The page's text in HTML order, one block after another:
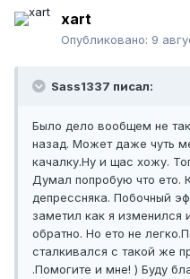
xart
Опубликовано: 9
Sass1337 писал:
Было дело вообщем не
назад. Может даже чуть
качалку.Ну и щас хожу.
Думал попробую что ето.
депрессняка. Побочный
заметил как я изменился
обратно. Но ето не
сталкивался с такой же
.Помогите и мне! ) Буду